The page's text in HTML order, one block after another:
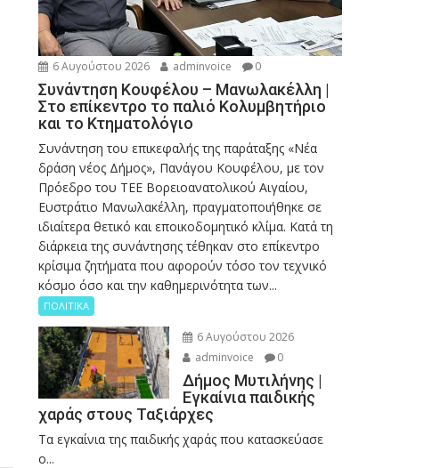
6 Αυγούστου 2026 adminvoice 0
Συνάντηση Κουφέλου – Μανωλακέλλη |
Στο επίκεντρο το παλιό Κολυμβητήριο
και το Κτηματολόγιο
Συνάντηση του επικεφαλής της παράταξης «Νέα
δράση νέος Δήμος», Πανάγου Κουφέλου, με τον
Πρόεδρο του ΤΕΕ Βορειοανατολικού Αιγαίου,
Ευστράτιο Μανωλακέλλη, πραγματοποιήθηκε σε
ιδιαίτερα θετικό και εποικοδομητικό κλίμα. Κατά τη
διάρκεια της συνάντησης τέθηκαν στο επίκεντρο
κρίσιμα ζητήματα που αφορούν τόσο τον τεχνικό
κόσμο όσο και την καθημερινότητα των...
ΠΟΛΙΤΙΚΑ
6 Αυγούστου 2026
adminvoice
0
Δήμος Μυτιλήνης |
Εγκαίνια παιδικής
χαράς στους Ταξιάρχες
Tα εγκαίνια της παιδικής χαράς που κατασκεύασε
ο...